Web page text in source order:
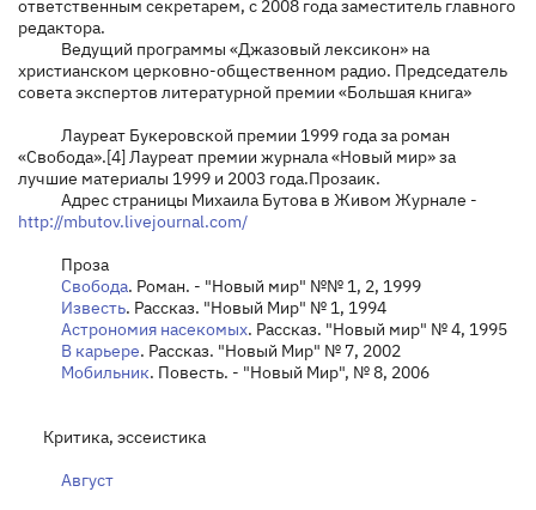
ответственным секретарем, с 2008 года заместитель главного
редактора.
Ведущий программы «Джазовый лексикон» на
христианском церковно-общественном радио. Председатель
совета экспертов литературной премии «Большая книга»
Лауреат Букеровской премии 1999 года за роман
«Свобода».[4] Лауреат премии журнала «Новый мир» за
лучшие материалы 1999 и 2003 года.Прозаик.
Адрес страницы Михаила Бутова в Живом Журнале -
http://mbutov.livejournal.com/
Проза
Свобода. Роман. - "Новый мир" №№ 1, 2, 1999
Известь. Рассказ. "Новый Мир" № 1, 1994
Астрономия насекомых. Рассказ. "Новый мир" № 4, 1995
В карьере. Рассказ. "Новый Мир" № 7, 2002
Мобильник. Повесть. - "Новый Мир", № 8, 2006
Критика, эссеистика
Август